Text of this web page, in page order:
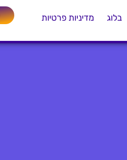
בלוג מדיניות פרטיות